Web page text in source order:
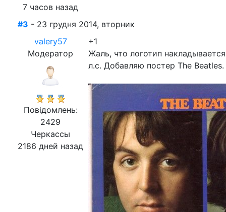
7 часов назад
#3 - 23 грудня 2014, вторник
valery57
Модератор
Повідомлень:
2429
Черкассы
2186 дней назад
+1
Жаль, что логотип
л.с. Добавляю постер The Beatles.